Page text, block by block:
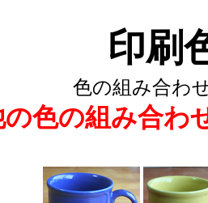
印刷
色の組み合わ
色の組み合わ